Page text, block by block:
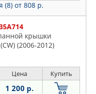
(8) от 808 р.
крышки
(2006-2012)
Цена Купить
1 200 р.